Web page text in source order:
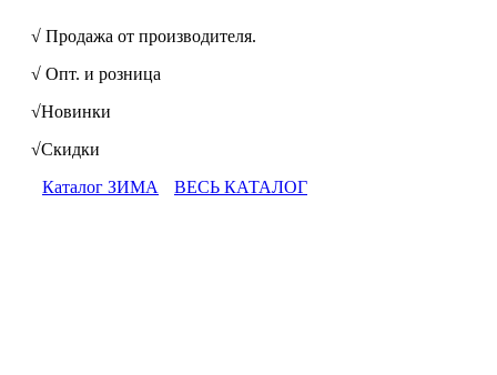
√ Продажа от производителя.
√ Опт. и розница
√Новинки
√Скидки
Каталог ЗИМА
ВЕСЬ КАТАЛОГ